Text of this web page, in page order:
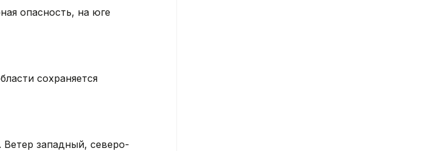
опасность, на юге
сохраняется
Ветер западный, северо-